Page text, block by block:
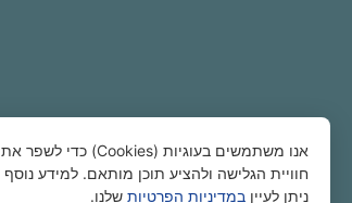
אנו משתמשים בעוגיות (Cookies) כדי לשפר את
חוויית הגלישה ולהציע תוכן מותאם. למידע נוסף
ניתן לעיין במדיניות הפרטיות שלנו.